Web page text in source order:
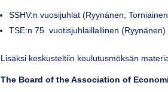
SSHV:n vuosijuhlat (Ryynänen,
TSE:n 75. vuotisjuhlaillallinen (Ryynänen)
Lisäksi keskusteltiin koulutusmöksän
The Board of the Association of